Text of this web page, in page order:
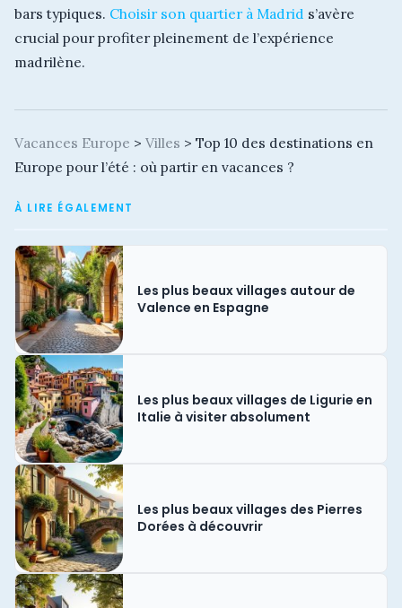
bars typiques. Choisir son quartier à Madrid s’avère
crucial pour profiter pleinement de l’expérience
madrilène.
Vacances Europe > Villes > Top 10 des destinations en
Europe pour l’été : où partir en vacances ?
À LIRE ÉGALEMENT
Les plus beaux villages autour de
Valence en Espagne
Les plus beaux villages de Ligurie en
Italie à visiter absolument
Les plus beaux villages des Pierres
Dorées à découvrir